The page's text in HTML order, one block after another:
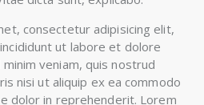
consectetur adipisicing elit,
ut labore et dolore
veniam, quis nostrud
nisi ut aliquip ex ea commodo
dolor in reprehenderit. Lorem